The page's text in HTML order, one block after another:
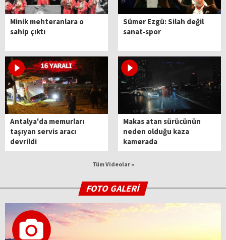
Minik mehteranlara o
sahip çıktı
Sümer Ezgü: Silah değil
sanat-spor
Antalya'da memurları
taşıyan servis aracı
devrildi
Makas atan sürücünün
neden olduğu kaza
kamerada
Tüm Videolar »
FOTO GALERİ